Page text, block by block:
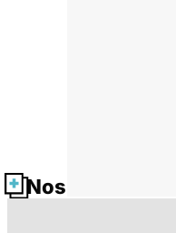
Nos fiches